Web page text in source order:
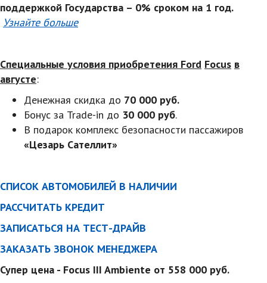
поддержкой Государства – 0% сроком на 1 год.
Узнайте больше
Специальные условия приобретения Ford Focus в
августе:
Денежная скидка до 70 000 руб.
Бонус за Trade-in до 30 000 руб.
В подарок комплекс безопасности пассажиров
«Цезарь Сателлит»
СПИСОК АВТОМОБИЛЕЙ В НАЛИЧИИ
РАССЧИТАТЬ КРЕДИТ
ЗАПИСАТЬСЯ НА ТЕСТ-ДРАЙВ
ЗАКАЗАТЬ ЗВОНОК МЕНЕДЖЕРА
Супер цена - Focus III Ambiente от 558 000 руб.